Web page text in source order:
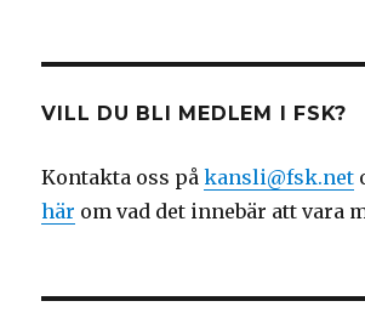
VILL DU BLI MEDLEM I FSK?
Kontakta oss påkansli@fsk.net
här om vad det innebär att vara